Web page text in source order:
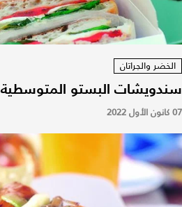
الخضر والجراتان
سندويشات البستو المتوسطية
07 كانون الأول 2022